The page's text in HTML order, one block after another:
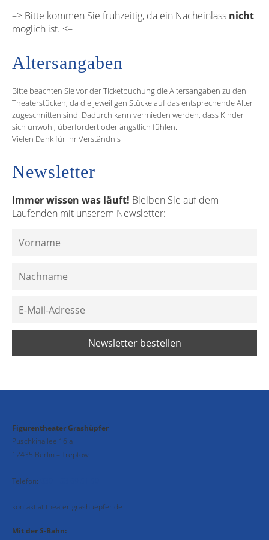
–> Bitte kommen Sie frühzeitig, da ein Nacheinlass nicht
möglich ist. <–
Altersangaben
Bitte beachten Sie vor der Ticketbuchung die Altersangaben zu den
Theaterstücken, da die jeweiligen Stücke auf das entsprechende Alter
zugeschnitten sind. Dadurch kann vermieden werden, dass Kinder
sich unwohl, überfordert oder ängstlich fühlen.
Vielen Dank für Ihr Verständnis
Newsletter
Immer wissen was läuft! Bleiben Sie auf dem
Laufenden mit unserem Newsletter:
Figurentheater Grashüpfer
Puschkinallee 16 a
12435 Berlin – Treptow
Telefon:
kontakt at theater-grashuepfer.de
Mit der S-Bahn: